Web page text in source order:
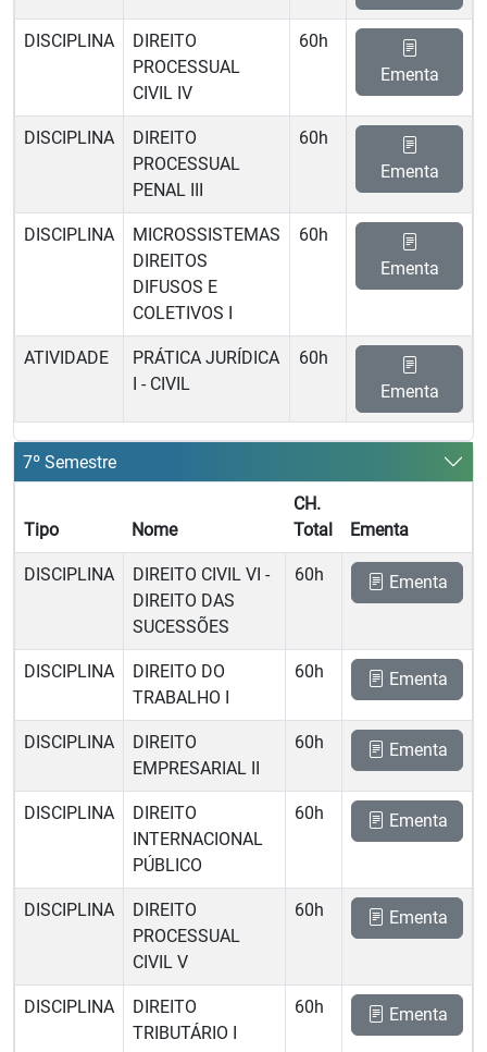
DISCIPLINA
DIREITO
PROCESSUAL
CIVIL IV
60h
Ementa
DISCIPLINA
DIREITO
PROCESSUAL
PENAL III
60h
Ementa
DISCIPLINA
MICROSSISTEMAS
DIREITOS
DIFUSOS E
COLETIVOS I
60h
Ementa
ATIVIDADE
PRÁTICA JURÍDICA
I - CIVIL
60h
Ementa
7º Semestre
Tipo Nome
CH.
Total
Ementa
DISCIPLINA
DIREITO CIVIL VI -
DIREITO DAS
SUCESSÕES
60h Ementa
DISCIPLINA
DIREITO DO
TRABALHO I
60h Ementa
DISCIPLINA
DIREITO
EMPRESARIAL II
60h Ementa
DISCIPLINA
DIREITO
INTERNACIONAL
PÚBLICO
60h Ementa
DISCIPLINA
DIREITO
PROCESSUAL
CIVIL V
60h Ementa
DISCIPLINA
DIREITO
TRIBUTÁRIO I
60h Ementa